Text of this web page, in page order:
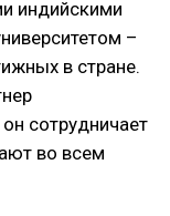
индийскими
–
в стране.
сотрудничает
во всем